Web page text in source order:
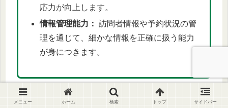
応力が向上します。
情報管理能力： 訪問者情報や予約状況の管
理を通じて、細かな情報を正確に扱う能力
が身につきます。
受付スタッフのバイトは、どの業界でも通用するプ
メニュー ホーム 検索 トップ サイドバー